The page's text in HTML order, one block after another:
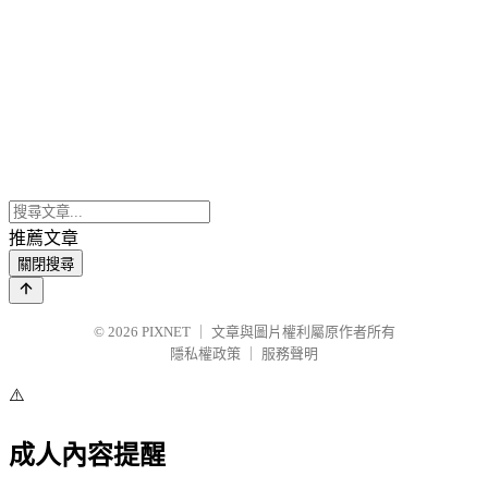
推薦文章
關閉搜尋
© 2026 PIXNET
文章與圖片權利屬原作者所有
隱私權政策
服務聲明
⚠️
成人內容提醒